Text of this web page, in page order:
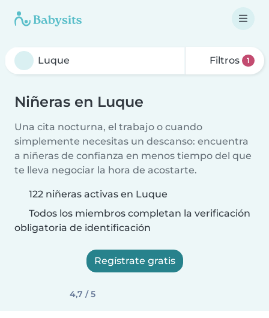
Filtros 1
Niñeras en Luque
Una cita nocturna, el trabajo o cuando
simplemente necesitas un descanso: encuentra
a niñeras de confianza en menos tiempo del que
te lleva negociar la hora de acostarte.
122 niñeras activas en Luque
Todos los miembros completan la verificación
obligatoria de identificación
Regístrate gratis
4,7 / 5